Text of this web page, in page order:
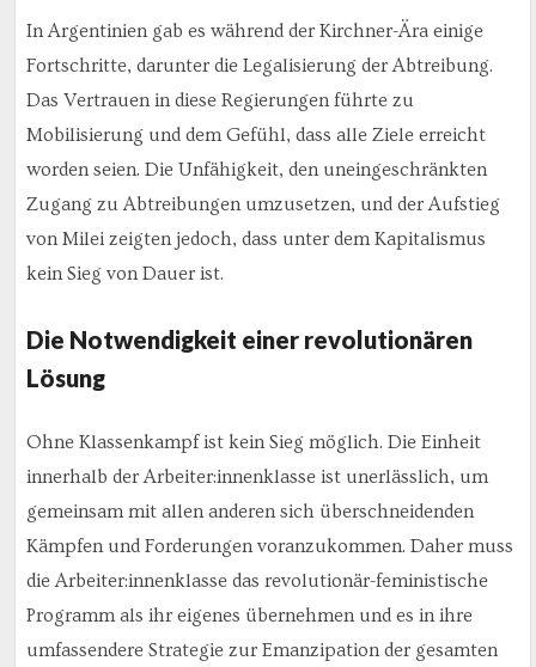
In Argentinien gab es während der Kirchner-Ära einige
Fortschritte, darunter die Legalisierung der Abtreibung.
Das Vertrauen in diese Regierungen führte zu
Mobilisierung und dem Gefühl, dass alle Ziele erreicht
worden seien. Die Unfähigkeit, den uneingeschränkten
Zugang zu Abtreibungen umzusetzen, und der Aufstieg
von Milei zeigten jedoch, dass unter dem Kapitalismus
kein Sieg von Dauer ist.
Die Notwendigkeit einer revolutionären
Lösung
Ohne Klassenkampf ist kein Sieg möglich. Die Einheit
innerhalb der Arbeiter:innenklasse ist unerlässlich, um
gemeinsam mit allen anderen sich überschneidenden
Kämpfen und Forderungen voranzukommen. Daher muss
die Arbeiter:innenklasse das revolutionär-feministische
Programm als ihr eigenes übernehmen und es in ihre
umfassendere Strategie zur Emanzipation der gesamten